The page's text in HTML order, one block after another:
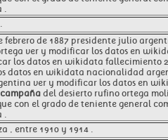
.
de 1887 presidente julio
ver y modificar los datos en
los datos en wikidata fallecimiento
datos en wikidata nacionalidad
ver y modificar los datos en
campaña del desierto rufino ortega
con el grado de teniente general
.
, entre 1910 y 1914 .